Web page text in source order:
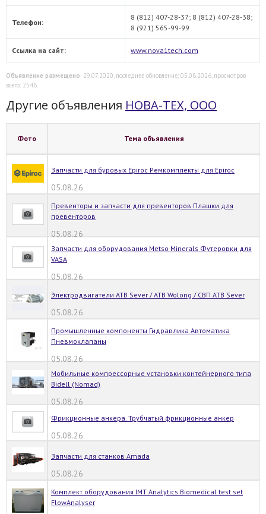
Телефон:
8 (812) 407-28-37; 8 (812) 407-28-38;
8 (921) 565-99-99
Ссылка на сайт: www.nova1tech.com
Объявление размещено: 29.07.2020, последнее обновление: 05.08.2026, просмотров
всего: 2546.
Другие объявления НОВА-ТЕХ, ООО
Фото Тема объявления
Запчасти для буровых Epiroc Ремкомплекты для Epiroc
05.08.26
Превенторы и запчасти для превенторов Плашки для
превенторов
05.08.26
Запчасти для оборудования Metso Minerals Футеровки для
VASA
05.08.26
Электродвигатели ATB Sever / ATB Wolong / СВП ATB Sever
05.08.26
Промышленные компоненты Гидравлика Автоматика
Пневмоклапаны
05.08.26
Мобильные компрессорные установки контейнерного типа
Bidell (Nomad)
05.08.26
Фрикционные анкера. Трубчатый фрикционные анкер
05.08.26
Запчасти для станков Amada
05.08.26
Комплект оборудования IMT Analytics Biomedical test set
FlowAnalyser